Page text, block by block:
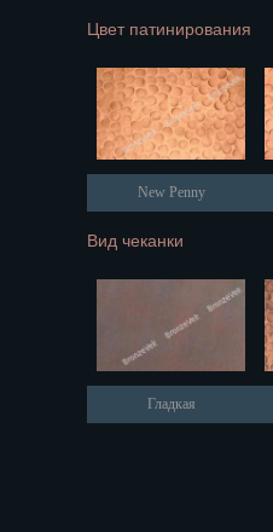
Цвет патинирования
New Penny
Вид чеканки
Гладкая